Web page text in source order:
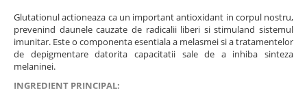
Glutationul actioneaza ca un important antioxidant in corpul nostru,
prevenind daunele cauzate de radicalii liberi si stimuland sistemul
imunitar. Este o componenta esentiala a melasmei si a tratamentelor
de depigmentare datorita capacitatii sale de a inhiba sinteza
melaninei.
INGREDIENT PRINCIPAL: